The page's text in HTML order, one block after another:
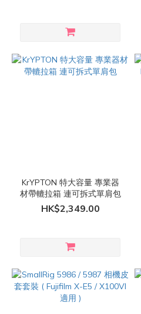
KrYPTON 特大容量 專業器
材帶轆拉箱 連可拆式單肩包
HK$2,349.00